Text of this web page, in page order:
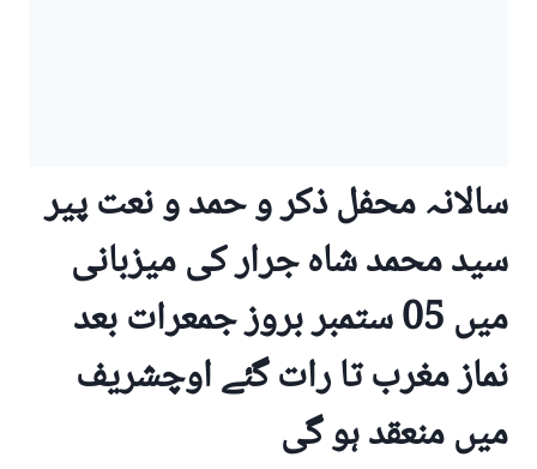
سالانہ محفل ذکر و حمد و نعت پیر
سید محمد شاہ جرار کی میزبانی
میں 05 ستمبر بروز جمعرات بعد
نماز مغرب تا رات گئے اوچشریف
میں منعقد ہو گی